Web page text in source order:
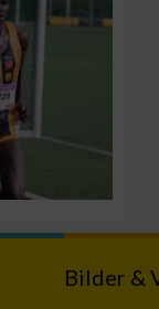
Bilder &